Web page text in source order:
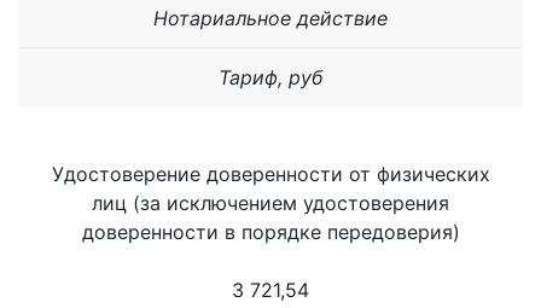
Нотариальное действие
Тариф, руб
Удостоверение доверенности от физических
лиц (за исключением удостоверения
доверенности в порядке передоверия)
3 721,54